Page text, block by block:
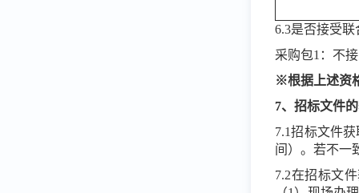
6.3是否接受
采购包1：不
※根据上述资
7、招标文件
7.1招标文件
间）。若不一
7.2在招标文